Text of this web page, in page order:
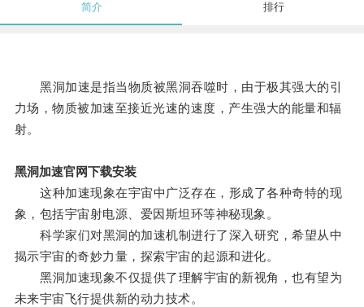
简介 排行
黑洞加速是指当物质被黑洞吞噬时，由于极其强大的引
力场，物质被加速至接近光速的速度，产生强大的能量和辐
射。
黑洞加速官网下载安装
这种加速现象在宇宙中广泛存在，形成了各种奇特的现
象，包括宇宙射电源、爱因斯坦环等神秘现象。
科学家们对黑洞的加速机制进行了深入研究，希望从中
揭示宇宙的奇妙力量，探索宇宙的起源和进化。
黑洞加速现象不仅提供了理解宇宙的新视角，也有望为
未来宇宙飞行提供新的动力技术。